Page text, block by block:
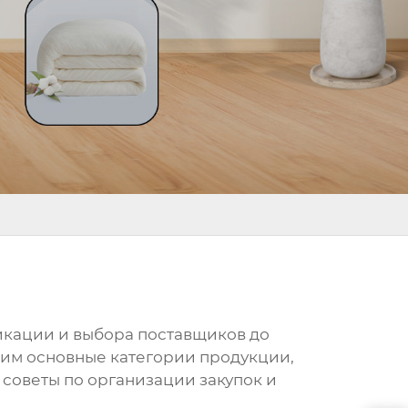
и выбора поставщиков до
основные категории продукции,
по организации закупок и